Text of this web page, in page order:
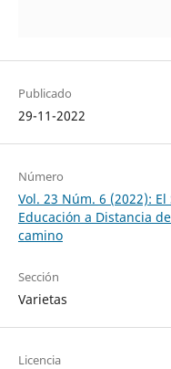
Publicado
29-11-2022
Número
Vol. 23 Núm. 6 (2022):
Educación a Distancia
camino
Sección
Varietas
Licencia